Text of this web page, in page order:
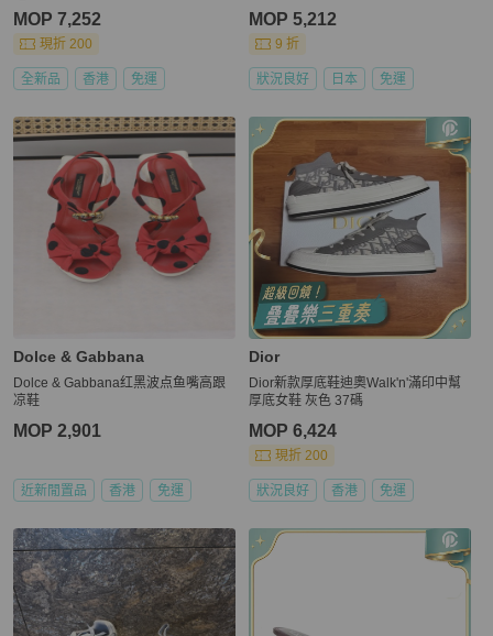
MOP 7,252
現折 200
全新品 香港 免運
MOP 5,212
9 折
狀況良好 日本 免運
Dolce & Gabbana
Dolce & Gabbana红黑波点鱼嘴高跟
凉鞋
MOP 2,901
近新閒置品 香港 免運
Dior
Dior新款厚底鞋迪奧Walk'n'滿印中幫
厚底女鞋 灰色 37碼
MOP 6,424
現折 200
狀況良好 香港 免運